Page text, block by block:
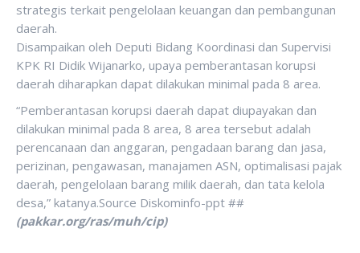
strategis terkait pengelolaan keuangan dan pembangunan
daerah.
Disampaikan oleh Deputi Bidang Koordinasi dan Supervisi
KPK RI Didik Wijanarko, upaya pemberantasan korupsi
daerah diharapkan dapat dilakukan minimal pada 8 area.
“Pemberantasan korupsi daerah dapat diupayakan dan
dilakukan minimal pada 8 area, 8 area tersebut adalah
perencanaan dan anggaran, pengadaan barang dan jasa,
perizinan, pengawasan, manajamen ASN, optimalisasi pajak
daerah, pengelolaan barang milik daerah, dan tata kelola
desa,” katanya.Source Diskominfo-ppt ##
(pakkar.org/ras/muh/cip)